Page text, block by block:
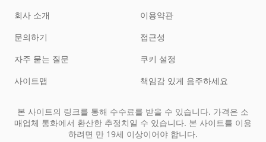
회사 소개
문의하기
자주 묻는 질문
사이트맵
이용약관
접근성
쿠키 설정
책임감 있게 음주하세요
본 사이트의 링크를 통해 수수료를 받을 수 있습니다. 가격은 소
매업체 통화에서 환산한 추정치일 수 있습니다. 본 사이트를 이용
하려면 만 19세 이상이어야 합니다.